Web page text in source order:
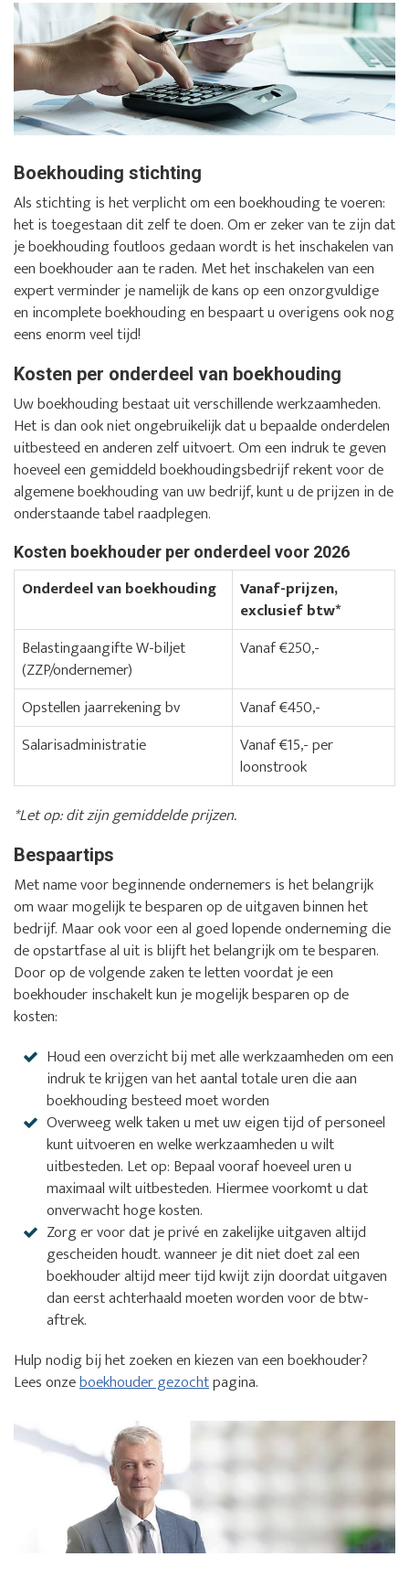
Boekhouding stichting
Als stichting is het verplicht om een boekhouding te voeren:
het is toegestaan dit zelf te doen. Om er zeker van te zijn dat
je boekhouding foutloos gedaan wordt is het inschakelen van
een boekhouder aan te raden. Met het inschakelen van een
expert verminder je namelijk de kans op een onzorgvuldige
en incomplete boekhouding en bespaart u overigens ook nog
eens enorm veel tijd!
Kosten per onderdeel van boekhouding
Uw boekhouding bestaat uit verschillende werkzaamheden.
Het is dan ook niet ongebruikelijk dat u bepaalde onderdelen
uitbesteed en anderen zelf uitvoert. Om een indruk te geven
hoeveel een gemiddeld boekhoudingsbedrijf rekent voor de
algemene boekhouding van uw bedrijf, kunt u de prijzen in de
onderstaande tabel raadplegen.
Kosten boekhouder per onderdeel voor 2026
Onderdeel van boekhouding
Vanaf-prijzen,
exclusief btw*
Belastingaangifte W-biljet
(ZZP/ondernemer)
Vanaf €250,-
Opstellen jaarrekening bv
Vanaf €450,-
Salarisadministratie
Vanaf €15,- per
loonstrook
*Let op: dit zijn gemiddelde prijzen.
Bespaartips
Met name voor beginnende ondernemers is het belangrijk
om waar mogelijk te besparen op de uitgaven binnen het
bedrijf. Maar ook voor een al goed lopende onderneming die
de opstartfase al uit is blijft het belangrijk om te besparen.
Door op de volgende zaken te letten voordat je een
boekhouder inschakelt kun je mogelijk besparen op de
kosten:
Houd een overzicht bij met alle werkzaamheden om een
indruk te krijgen van het aantal totale uren die aan
boekhouding besteed moet worden
Overweeg welk taken u met uw eigen tijd of personeel
kunt uitvoeren en welke werkzaamheden u wilt
uitbesteden. Let op: Bepaal vooraf hoeveel uren u
maximaal wilt uitbesteden. Hiermee voorkomt u dat
onverwacht hoge kosten.
Zorg er voor dat je privé en zakelijke uitgaven altijd
gescheiden houdt. wanneer je dit niet doet zal een
boekhouder altijd meer tijd kwijt zijn doordat uitgaven
dan eerst achterhaald moeten worden voor de btw-
aftrek.
Hulp nodig bij het zoeken en kiezen van een boekhouder?
Lees onzeboekhouder gezochtpagina.